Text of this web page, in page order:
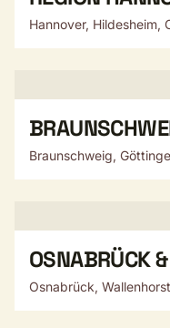
Hannover, Hildesheim,
Braunschweig,
OSNABRÜCK
Osnabrück,